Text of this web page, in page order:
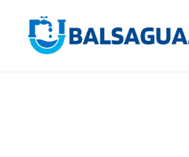
contenido